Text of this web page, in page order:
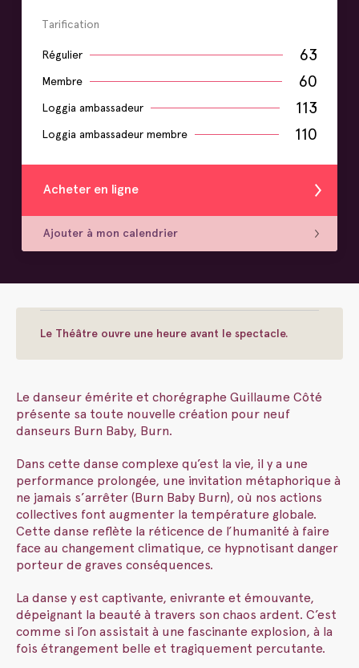
Tarification
Régulier 63
Membre 60
Loggia ambassadeur 113
Loggia ambassadeur membre 110
Acheter en ligne
Ajouter à mon calendrier
Le Théâtre ouvre une heure avant le spectacle.
Le danseur émérite et chorégraphe Guillaume Côté
présente sa toute nouvelle création pour neuf
danseurs Burn Baby, Burn.
Dans cette danse complexe qu’est la vie, il y a une
performance prolongée, une invitation métaphorique à
ne jamais s’arrêter (Burn Baby Burn), où nos actions
collectives font augmenter la température globale.
Cette danse reflète la réticence de l’humanité à faire
face au changement climatique, ce hypnotisant danger
porteur de graves conséquences.
La danse y est captivante, enivrante et émouvante,
dépeignant la beauté à travers son chaos ardent. C’est
comme si l’on assistait à une fascinante explosion, à la
fois étrangement belle et tragiquement percutante.